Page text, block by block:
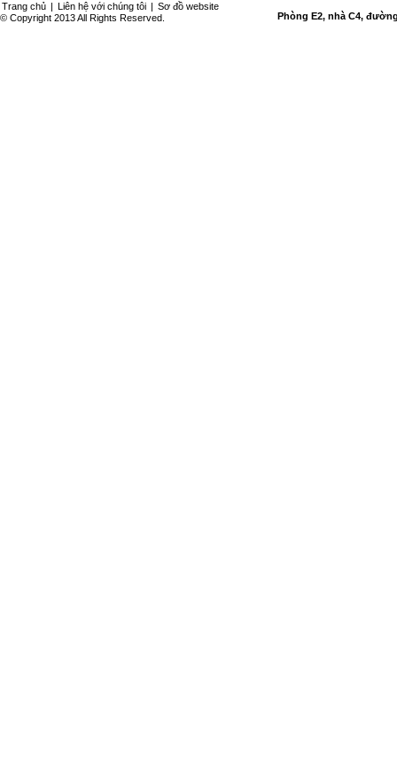
Trang chủ | Liên hệ với chúng tôi | Sơ đồ website
© Copyright 2013 All Rights Reserved.
Phòng E2, nhà C4,